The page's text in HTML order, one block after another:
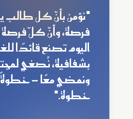
"نؤمن بأنّ كل طالب
فرصة، وأنّ كلّ فرصة
اليوم تصنع قائدًا
بشفافية، نُصغي
ونمضي معًا —
خطوة."